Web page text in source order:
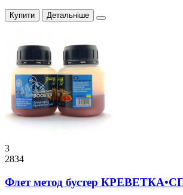
Купити Детальніше
3
2834
Флет метод бустер